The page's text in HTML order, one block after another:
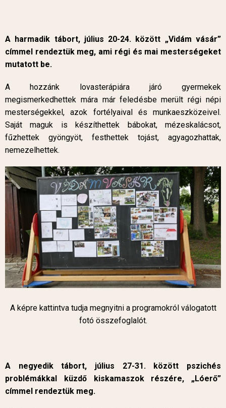
A harmadik tábort, július 20-24. között „Vidám vásár”
címmel rendeztük meg, ami régi és mai mesterségeket
mutatott be.
A hozzánk lovasterápiára járó gyermekek
megismerkedhettek mára már feledésbe merült régi népi
mesterségekkel, azok fortélyaival és munkaeszközeivel.
Saját maguk is készíthettek bábokat, mézeskalácsot,
fűzhettek gyöngyöt, festhettek tojást, agyagozhattak,
nemezelhettek.
A képre kattintva tudja megnyitni a programokról válogatott
fotó összefoglalót.
A negyedik tábort, július 27-31. között pszichés
problémákkal küzdő kiskamaszok részére, „Lóerő”
címmel rendeztük meg.